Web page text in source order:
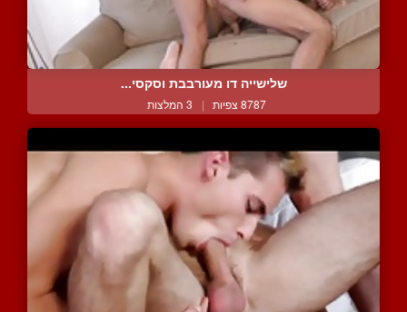
שלישייה דו מעורבבת וסקסי...
8787 צפיות | 3 המלצות